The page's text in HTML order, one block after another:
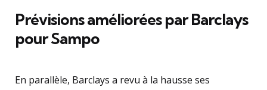
Prévisions améliorées par Barclays
pour Sampo
En parallèle, Barclays a revu à la hausse ses